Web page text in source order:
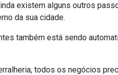
existem alguns outros
da sua cidade.
também está sendo
todos os negócios